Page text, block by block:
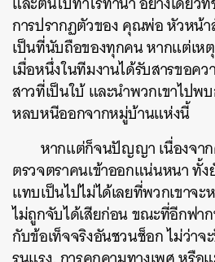
การปรากฏตัวของ คุณพ่อ หัวหน้
เป็นที่นับถือของทุกคน หากแต่เ
เมื่อหนึ่งในทีมงานได้รับสารขอค
สาวที่เป็นใบ้ และนำพวกเขาไป
หลบหนีออกจากหมู่บ้านแห่งนี้
หากแต่ก็จนปัญญา เนื่องจา
ตรวจตราคนเข้าออกแน่นหนา ทั้
แทบเป็นไปไม่ได้เลยที่พวกเขาจ
ไม่ถูกจับได้เสียก่อน ขณะที่อีกฟา
กับข้อเท็จจริงอันชวนช็อก ไม่ว่า